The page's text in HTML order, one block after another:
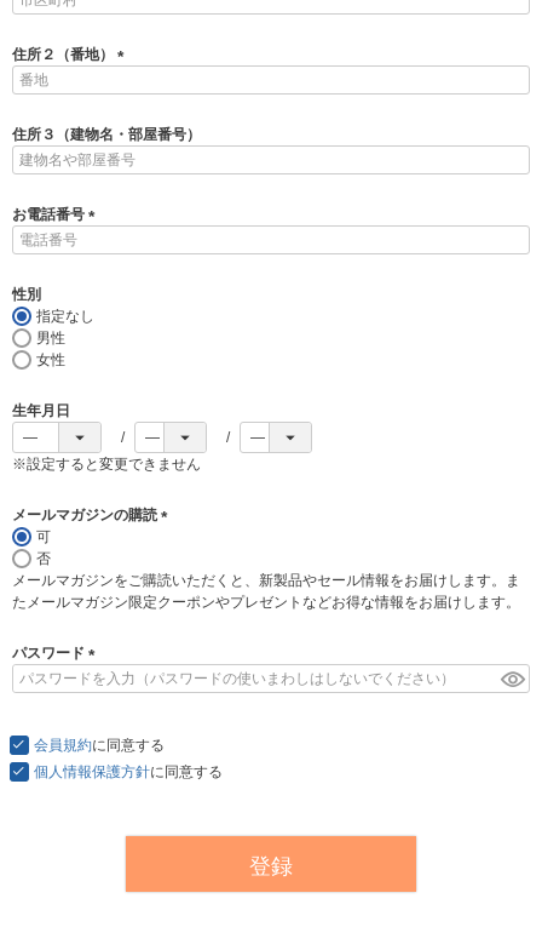
)
住所２（番地）
須
)
住所３（建物名・部屋番号）
お電話番号
性別
指定なし
男性
女性
生年月日
※設定すると変更できません
メールマガジンの購読
須
)
可
否
メールマガジンをご購読いただくと、新製品やセール情報をお届けします。ま
たメールマガジン限定クーポンやプレゼントなどお得な情報をお届けします。
パスワード
(
)
会員規約に同意する
個人情報保護方針に同意する
登録